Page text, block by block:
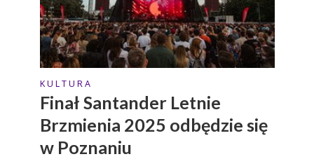
K U L T U R A
Finał Santander Letnie
Brzmienia 2025 odbędzie się
w Poznaniu